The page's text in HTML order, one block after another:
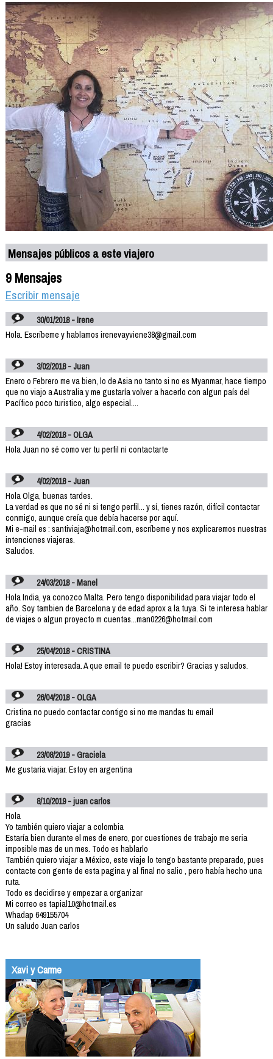
Mensajes públicos a este viajero
9 Mensajes
Escribir mensaje
30/01/2018 - Irene
Hola. Escríbeme y hablamos irenevayviene38@gmail.com
3/02/2018 - Juan
Enero o Febrero me va bien, lo de Asia no tanto si no es Myanmar, hace tiempo
que no viajo a Australia y me gustaría volver a hacerlo con algun país del
Pacífico poco turistico, algo especial....
4/02/2018 - OLGA
Hola Juan no sé como ver tu perfil ni contactarte
4/02/2018 - Juan
Hola Olga, buenas tardes.
La verdad es que no sé ni si tengo perfil... y sí, tienes razón, difícil contactar
conmigo, aunque creía que debía hacerse por aquí.
Mi e-mail es : santiviaja@hotmail.com, escríbeme y nos explicaremos nuestras
intenciones viajeras.
Saludos.
24/03/2018 - Manel
Hola India, ya conozco Malta. Pero tengo disponibilidad para viajar todo el
año. Soy tambien de Barcelona y de edad aprox a la tuya. Si te interesa hablar
de viajes o algun proyecto m cuentas...man0226@hotmail.com
25/04/2018 - CRISTINA
Hola! Estoy interesada. A que email te puedo escribir? Gracias y saludos.
26/04/2018 - OLGA
Cristina no puedo contactar contigo si no me mandas tu email
gracias
23/08/2019 - Graciela
Me gustaria viajar. Estoy en argentina
8/10/2019 - juan carlos
Hola
Yo también quiero viajar a colombia
Estaría bien durante el mes de enero, por cuestiones de trabajo me seria
imposible mas de un mes. Todo es hablarlo
También quiero viajar a México, este viaje lo tengo bastante preparado, pues
contacte con gente de esta pagina y al final no salio , pero había hecho una
ruta.
Todo es decidirse y empezar a organizar
Mi correo es tapial10@hotmail.es
Whadap 649155704
Un saludo Juan carlos
Xavi y Carme